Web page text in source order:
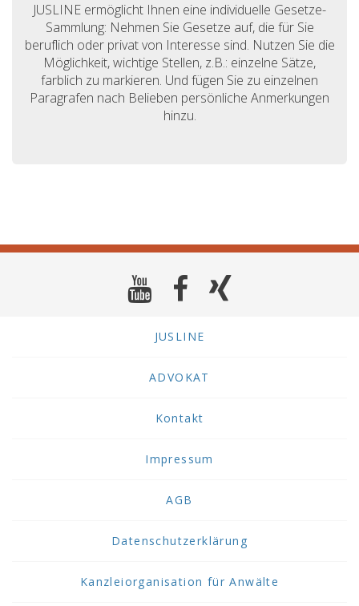
JUSLINE ermöglicht Ihnen eine individuelle Gesetze-
Sammlung: Nehmen Sie Gesetze auf, die für Sie
beruflich oder privat von Interesse sind. Nutzen Sie die
Möglichkeit, wichtige Stellen, z.B.: einzelne Sätze,
farblich zu markieren. Und fügen Sie zu einzelnen
Paragrafen nach Belieben persönliche Anmerkungen
hinzu.
JUSLINE
ADVOKAT
Kontakt
Impressum
AGB
Datenschutzerklärung
Kanzleiorganisation für Anwälte